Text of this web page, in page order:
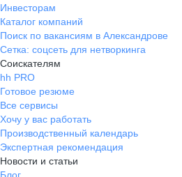
Инвесторам
Каталог компаний
Поиск по вакансиям в Александрове
Сетка: соцсеть для нетворкинга
Соискателям
hh PRO
Готовое резюме
Все сервисы
Хочу у вас работать
Производственный календарь
Экспертная рекомендация
Новости и статьи